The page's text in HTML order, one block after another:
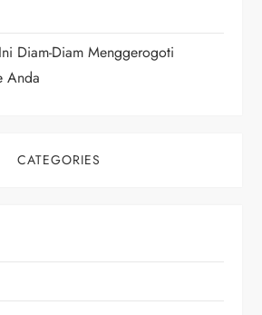
Diam-Diam Menggerogoti
Anda
CATEGORIES